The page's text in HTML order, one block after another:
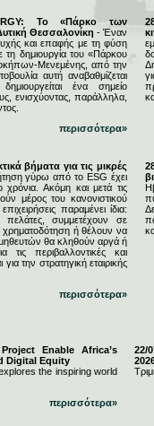
Το «Πάρκο των
Θεσσαλονίκη - Έναν
και επαφής με τη φύση
δημιουργία του «Πάρκου
Μενεμένης, από την
αυτή αναβαθμίζεται
ένα σημείο
ενισχύοντας, παράλληλα,
περισσότερα»
βήματα για τις μικρές
γύρω από το ESG έχει
χρόνια. Ακόμη και μετά τις
μέρος του κανονιστικού
παραμένει ίδια:
πελάτες, συμμετέχουν σε
χρηματοδότηση ή θέλουν να
θα κληθούν αργά ή
περιβαλλοντικές και
την στρατηγική εταιρικής
περισσότερα»
Enable Africa’s
Digital Equity
the inspiring world
περισσότερα»
22/